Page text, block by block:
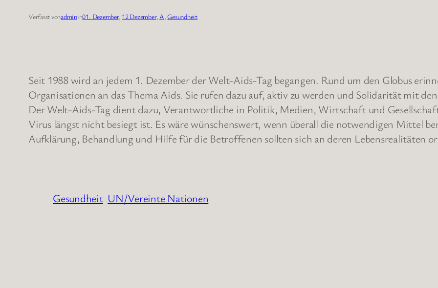
Verfasst vonadminin01. Dezember, 12 Dezember, A, Gesundheit
Seit 1988 wird an jedem 1. Dezember der Welt-Aids-Tag begangen. Rund um den Globus
Organisationen an das Thema Aids. Sie rufen dazu auf, aktiv zu werden und Solidarität mit
Der Welt-Aids-Tag dient dazu, Verantwortliche in Politik, Medien, Wirtschaft und
Virus längst nicht besiegt ist. Es wäre wünschenswert, wenn überall die notwendigen Mittel
Aufklärung, Behandlung und Hilfe für die Betroffenen sollten sich an deren Lebensrealitäten
Gesundheit UN/Vereinte Nationen